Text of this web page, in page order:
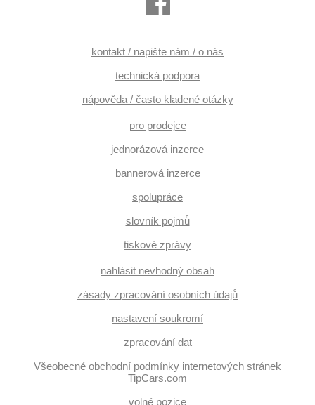
kontakt / napište nám / o nás
technická podpora
nápověda / často kladené otázky
pro prodejce
jednorázová inzerce
bannerová inzerce
spolupráce
slovník pojmů
tiskové zprávy
nahlásit nevhodný obsah
zásady zpracování osobních údajů
nastavení soukromí
zpracování dat
Všeobecné obchodní podmínky internetových stránek
TipCars.com
volné pozice